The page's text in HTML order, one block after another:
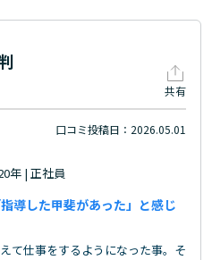
共有
口コミ投稿日：2026.05.01
年 | 正社員
導した甲斐があった」と感じ
て仕事をするようになった事。そ